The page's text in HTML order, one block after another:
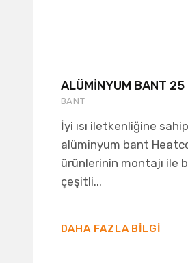
ALÜMINYUM BANT 25
BANT
İyi ısı iletkenliğine sahip
alüminyum bant
ürünlerinin montajı ile
çeşitli...
DAHA FAZLA BILGI